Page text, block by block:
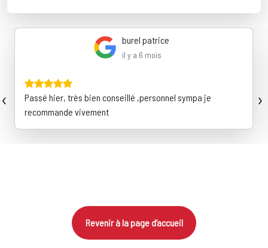
burel patrice
il y a 6 mois
Passé hier, très bien conseillé ,personnel sympa je
recommande vivement
‹ ›
Revenir à la page d’accueil